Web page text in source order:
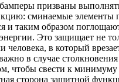
призваны
сминаемые элементы
и таким образом
Это защищает не
человека, в который
в случае
чтобы свести к
сторона защитной